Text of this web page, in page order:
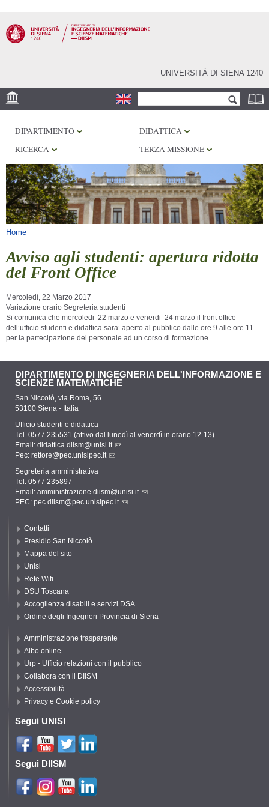
contenuto
principale
UNIVERSITÀ DI SIENA 1240
Form di ricerca
PHD PROGRAM
LABORATORI
BIBLIOTECHE
SERVIZI
DIPARTIMENTO
DIDATTICA
RICERCA
TERZA MISSIONE
Tu sei qui
Home
Avviso agli studenti: apertura ridotta
del Front Office
Mercoledì, 22 Marzo 2017
Variazione orario Segreteria studenti
Si comunica che mercoledi’ 22 marzo e venerdi’ 24 marzo il front office
dell’ufficio studenti e didattica sara’ aperto al pubblico dalle ore 9 alle ore 11
per la partecipazione del personale ad un corso di formazione.
DIPARTIMENTO DI INGEGNERIA DELL'INFORMAZIONE E
SCIENZE MATEMATICHE
San Niccolò, via Roma, 56
53100 Siena - Italia
Ufficio studenti e didattica
Tel. 0577 235531 (attivo dal lunedì al venerdì in orario 12-13)
Email: didattica.diism@unisi.it
Pec: rettore@pec.unisipec.it
Segreteria amministrativa
Tel. 0577 235897
Email: amministrazione.diism@unisi.it
PEC: pec.diism@pec.unisipec.it
Contatti
Presidio San Niccolò
Mappa del sito
Unisi
Rete Wifi
DSU Toscana
Accoglienza disabili e servizi DSA
Ordine degli Ingegneri Provincia di Siena
Amministrazione trasparente
Albo online
Urp - Ufficio relazioni con il pubblico
Collabora con il DIISM
Accessibilità
Privacy e Cookie policy
Segui UNISI
Segui DIISM